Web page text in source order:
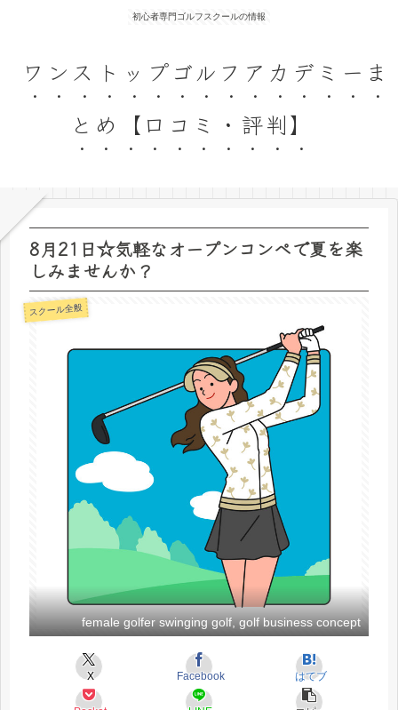
初心者専門ゴルフスクールの情報
ワンストップゴルフアカデミーま
とめ【口コミ・評判】
8月21日☆気軽なオープンコンペで夏を楽
しみませんか？
スクール全般
female golfer swinging golf, golf business concept
X Facebook はてブ